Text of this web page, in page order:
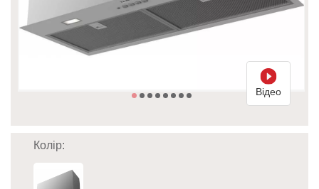
Відео
Колір: